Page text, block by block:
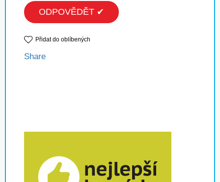
ODPOVĚDĚT ✔
Přidat do oblíbených
Share